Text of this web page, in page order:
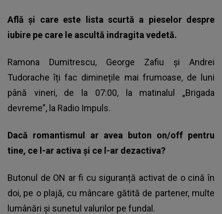
Află şi care este lista scurtă a pieselor despre
iubire pe care le ascultă indragita vedetă.
Ramona Dumitrescu, George Zafiu și Andrei
Tudorache îți fac diminețile mai frumoase, de luni
până vineri, de la 07:00, la matinalul „Brigada
devreme”, la Radio Impuls.
Dacă romantismul ar avea buton on/off pentru
tine, ce l-ar activa și ce l-ar dezactiva?
Butonul de ON ar fi cu siguranță activat de o cină în
doi, pe o plajă, cu mâncare gătită de partener, multe
lumânări și sunetul valurilor pe fundal.